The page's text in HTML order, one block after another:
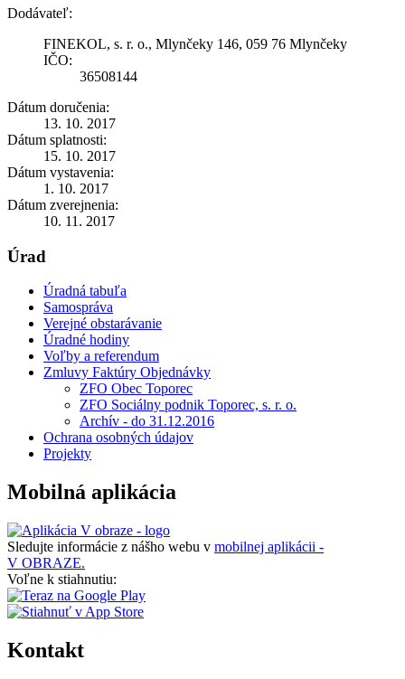
Dodávateľ:
FINEKOL, s. r. o., Mlynčeky 146, 059 76 Mlynčeky
IČO:
36508144
Dátum doručenia:
13. 10. 2017
Dátum splatnosti:
15. 10. 2017
Dátum vystavenia:
1. 10. 2017
Dátum zverejnenia:
10. 11. 2017
Úrad
Úradná tabuľa
Samospráva
Verejné obstarávanie
Úradné hodiny
Voľby a referendum
Zmluvy Faktúry Objednávky
ZFO Obec Toporec
ZFO Sociálny podnik Toporec, s. r. o.
Archív - do 31.12.2016
Ochrana osobných údajov
Projekty
Mobilná aplikácia
Sledujte informácie z nášho webu v mobilnej aplikácii -
V OBRAZE.
Voľne k stiahnutiu:
Kontakt